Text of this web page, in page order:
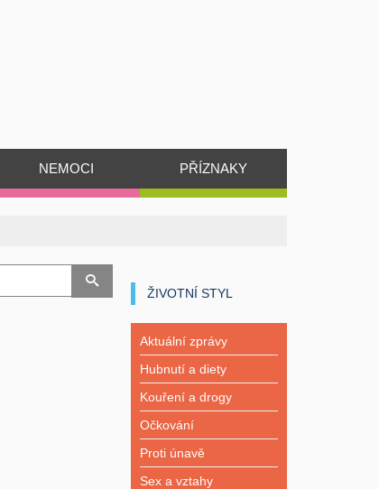
NEMOCI PŘÍZNAKY
ŽIVOTNÍ STYL
Aktuální zprávy
Hubnutí a diety
Kouření a drogy
Očkování
Proti únavě
Sex a vztahy